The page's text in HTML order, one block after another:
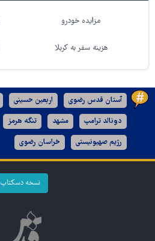
مزایده خودرو
هزینه سفر به کربلا
آستان قدس رضوی اربعین حسینی
دونالد ترامپ مشهد تنگه هرمز
رژیم صهیونیستی خراسان رضوی
نسخه دسکتاپ